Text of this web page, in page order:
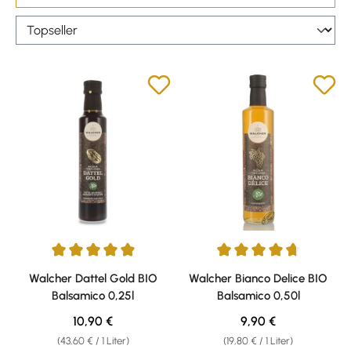
Durchschnittliche Bewertung von 4.89 von 5 Sternen
Walcher Dattel Gold BIO
Balsamico 0,25l
(43,60 € / 1 Liter)
Regulärer Preis:
10,90 €
Durchschnittliche Bewertung
Walcher Bianco Delice BIO
Balsamico 0,50l
(19,80 € / 1 Liter)
Regulärer Preis:
9,90 €